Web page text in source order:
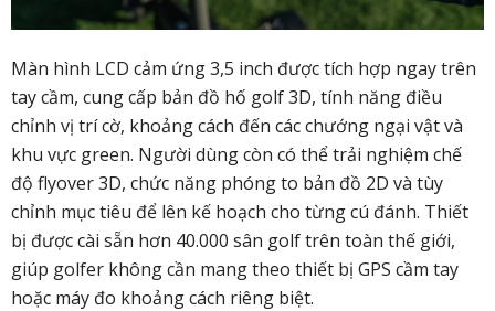
Màn hình LCD cảm ứng 3,5 inch được tích hợp ngay trên
tay cầm, cung cấp bản đồ hố golf 3D, tính năng điều
chỉnh vị trí cờ, khoảng cách đến các chướng ngại vật và
khu vực green. Người dùng còn có thể trải nghiệm chế
độ flyover 3D, chức năng phóng to bản đồ 2D và tùy
chỉnh mục tiêu để lên kế hoạch cho từng cú đánh. Thiết
bị được cài sẵn hơn 40.000 sân golf trên toàn thế giới,
giúp golfer không cần mang theo thiết bị GPS cầm tay
hoặc máy đo khoảng cách riêng biệt.